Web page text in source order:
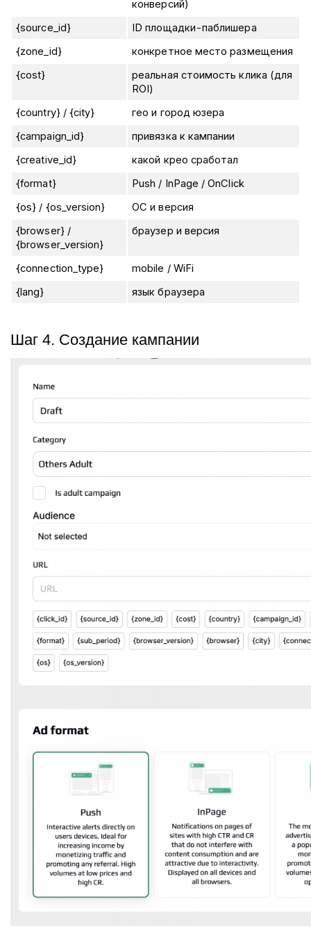
конверсий)
{source_id}
ID площадки-паблишера
{zone_id}
конкретное место размещения
{cost}
реальная стоимость клика (для
ROI)
{country}/ {city}
гео и город юзера
{campaign_id}
привязка к кампании
{creative_id}
какой крео сработал
{format}
Push / InPage / OnClick
{os} / {os_version}
ОС и версия
{browser}/
{browser_version}
браузер и версия
{connection_type}
mobile / WiFi
{lang}
язык браузера
Шаг 4. Создание кампании